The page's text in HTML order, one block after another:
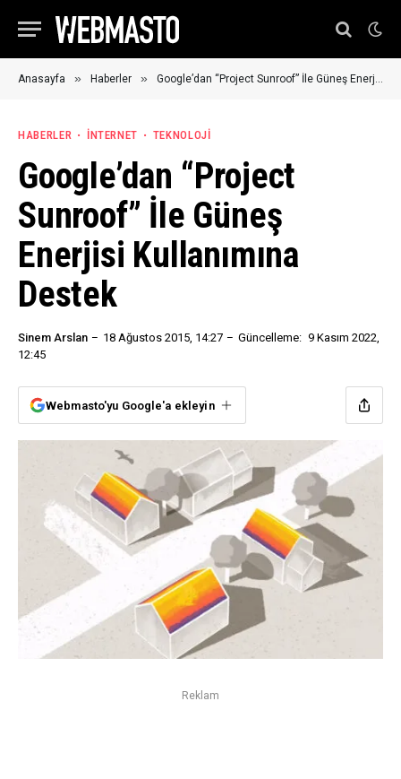
Anasayfa » Haberler » Google’dan “Project Sunroof” İle Güneş Enerjisi Kullanımına Destek
HABERLER İNTERNET TEKNOLOJI
Google’dan “Project
Sunroof” İle Güneş
Enerjisi Kullanımına
Destek
Sinem Arslan 18 Ağustos 2015, 14:27 Güncelleme: 9 Kasım 2022,
12:45
Webmasto'yu Google'a ekleyin
Reklam